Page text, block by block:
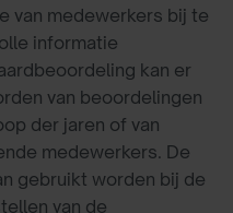
van medewerkers bij te
informatie
kan er
van beoordelingen
der jaren of van
medewerkers. De
gebruikt worden bij de
van de